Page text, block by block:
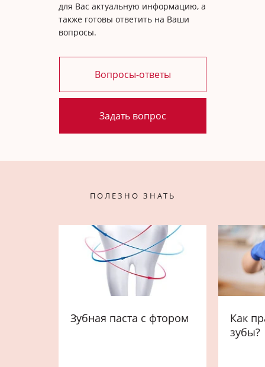
для Вас актуальную информацию, а
также готовы ответить на Ваши
вопросы.
Вопросы-ответы
Задать вопрос
ПОЛЕЗНО ЗНАТЬ
Зубная паста с фтором
Как
зубы?